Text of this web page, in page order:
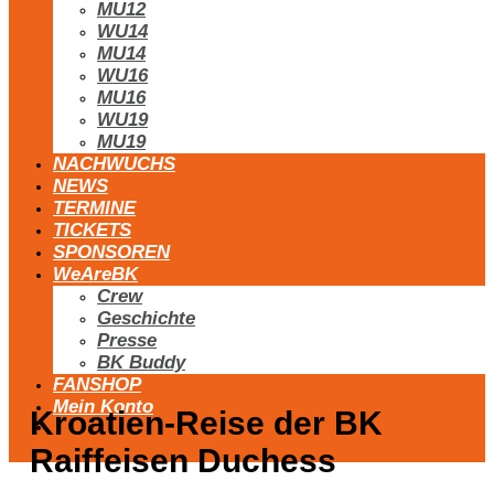
MU12
WU14
MU14
WU16
MU16
WU19
MU19
NACHWUCHS
NEWS
TERMINE
TICKETS
SPONSOREN
WeAreBK
Crew
Geschichte
Presse
BK Buddy
FANSHOP
Mein Konto
Kroatien-Reise der BK
Raiffeisen Duchess